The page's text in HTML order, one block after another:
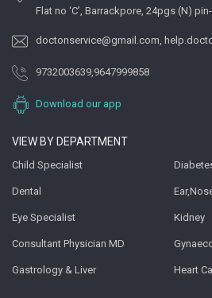
Flat no ‘C’, Barrackpore, 24pgs (N)
doctonservice@gmail.com,
9732003639,9647999858
Download our app
VIEW BY DEPARTMENT
Child Specialist
Dental
Eye Specialist Kidney
Consultant Physician MD
Gastrology & Liver Heart